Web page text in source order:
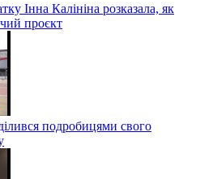
Інна Калініна розказала, як
проєкт
подробицями свого